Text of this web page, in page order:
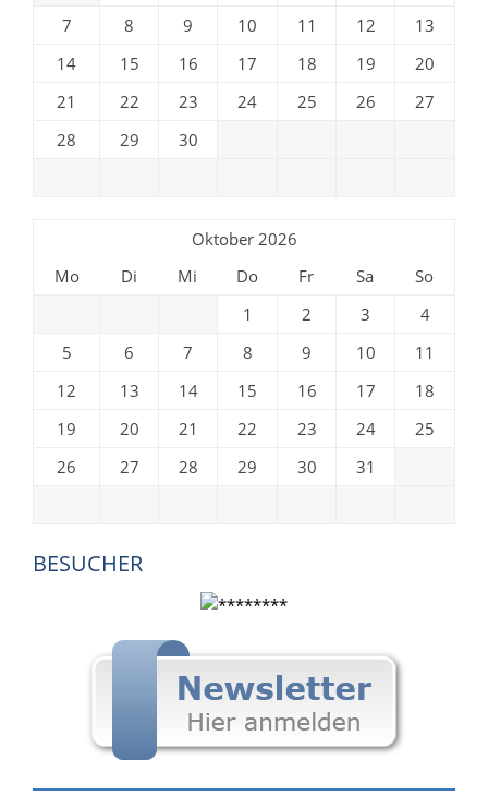
7
8 9 10 11 12
13
14
15 16 17 18 19
20
21
22 23 24 25 26
27
28
29 30
Oktober 2026
Mo
Di Mi Do Fr Sa
So
1
2 3
4
5
6 7 8 9 10
11
12
13 14 15 16 17
18
19
20 21 22 23 24
25
26
27 28 29 30 31
BESUCHER